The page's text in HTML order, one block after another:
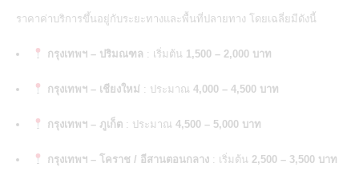
ราคาค่าบริการขึ้นอยู่กับระยะทางและพื้นที่ปลายทาง โดยเฉลี่ยมีดังนี้
กรุงเทพฯ – ปริมณฑล : เริ่มต้น 1,500 – 2,000 บาท
กรุงเทพฯ – เชียงใหม่ : ประมาณ 4,000 – 4,500 บาท
กรุงเทพฯ – ภูเก็ต: ประมาณ 4,500 – 5,000 บาท
กรุงเทพฯ – โคราช / อีสานตอนกลาง: เริ่มต้น 2,500 – 3,500 บาท